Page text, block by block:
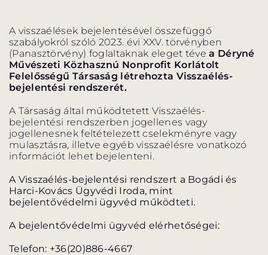
KÖZREMŰKÖDŐK:
STÁB SZAKMAI BIZOTTSÁG
MENTOROK
GYAKORI KÉRDÉSEK
ELŐADÁSOK LISTÁJA NAPTÁR
A visszaélések bejelentésével összefüggő
szabályokról szóló 2023. évi XXV. törvényben
(Panasztörvény) foglaltaknak eleget tévea Déryné
Művészeti Közhasznú Nonprofit Korlátolt
Felelősségű Társaság létrehozta Visszaélés-
bejelentési rendszerét.
A Társaság által működtetett Visszaélés-
bejelentési rendszerben jogellenes vagy
jogellenesnek feltételezett cselekményre vagy
mulasztásra, illetve egyéb visszaélésre vonatkozó
információt lehet bejelenteni.
A Visszaélés-bejelentési rendszert a Bogádi és
Harci-Kovács Ügyvédi Iroda, mint
bejelentővédelmi ügyvéd működteti.
A bejelentővédelmi ügyvéd elérhetőségei:
Telefon: +36(20)886-4667